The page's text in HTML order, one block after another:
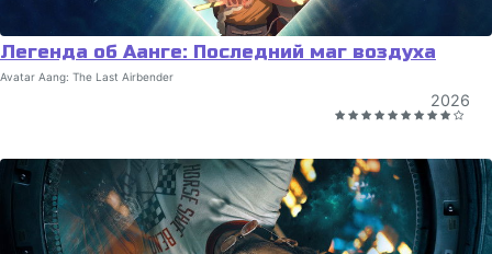
Легенда об Аанге: Последний маг воздуха
2026
Avatar Aang: The Last Airbender